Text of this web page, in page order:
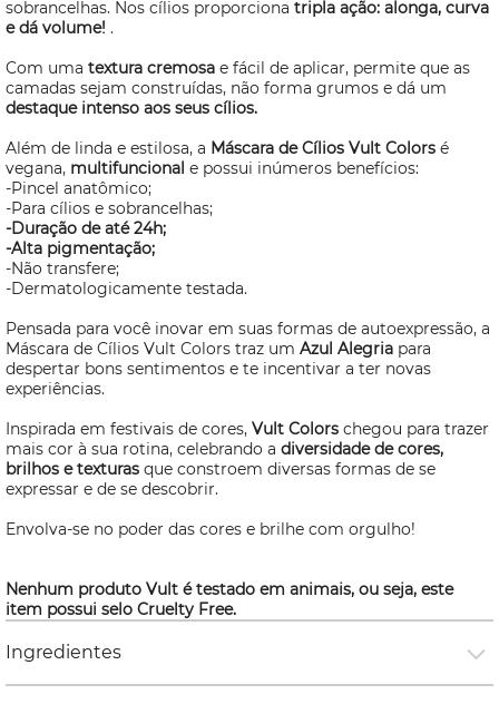
sobrancelhas. Nos cílios proporciona tripla ação: alonga, curva
e dá volume! .
Com uma textura cremosa e fácil de aplicar, permite que as
camadas sejam construídas, não forma grumos e dá um
destaque intenso aos seus cílios.
Além de linda e estilosa, a Máscara de Cílios Vult Colors é
vegana, multifuncional e possui inúmeros benefícios:
-Pincel anatômico;
-Para cílios e sobrancelhas;
-Duração de até 24h;
-Alta pigmentação;
-Não transfere;
-Dermatologicamente testada.
Pensada para você inovar em suas formas de autoexpressão, a
Máscara de Cílios Vult Colors traz um Azul Alegria para
despertar bons sentimentos e te incentivar a ter novas
experiências.
Inspirada em festivais de cores, Vult Colors chegou para trazer
mais cor à sua rotina, celebrando a diversidade de cores,
brilhos e texturas que constroem diversas formas de se
expressar e de se descobrir.
Envolva-se no poder das cores e brilhe com orgulho!
Nenhum produto Vult é testado em animais, ou seja, este
item possui selo Cruelty Free.
Ingredientes